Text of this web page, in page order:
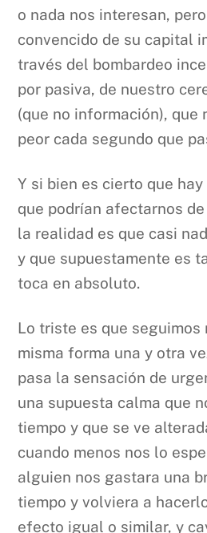
o nada nos interesan,
convencido de su capital
través del bombardeo
por pasiva, de nuestro
(que no información), que
peor cada segundo que
Y si bien es cierto que
que podrían afectarnos
la realidad es que casi
y que supuestamente es
toca en absoluto.
Lo triste es que seguimos
misma forma una y otra
pasa la sensación de
una supuesta calma que
tiempo y que se ve
cuando menos nos lo
alguien nos gastara una
tiempo y volviera a
efecto igual o similar, y